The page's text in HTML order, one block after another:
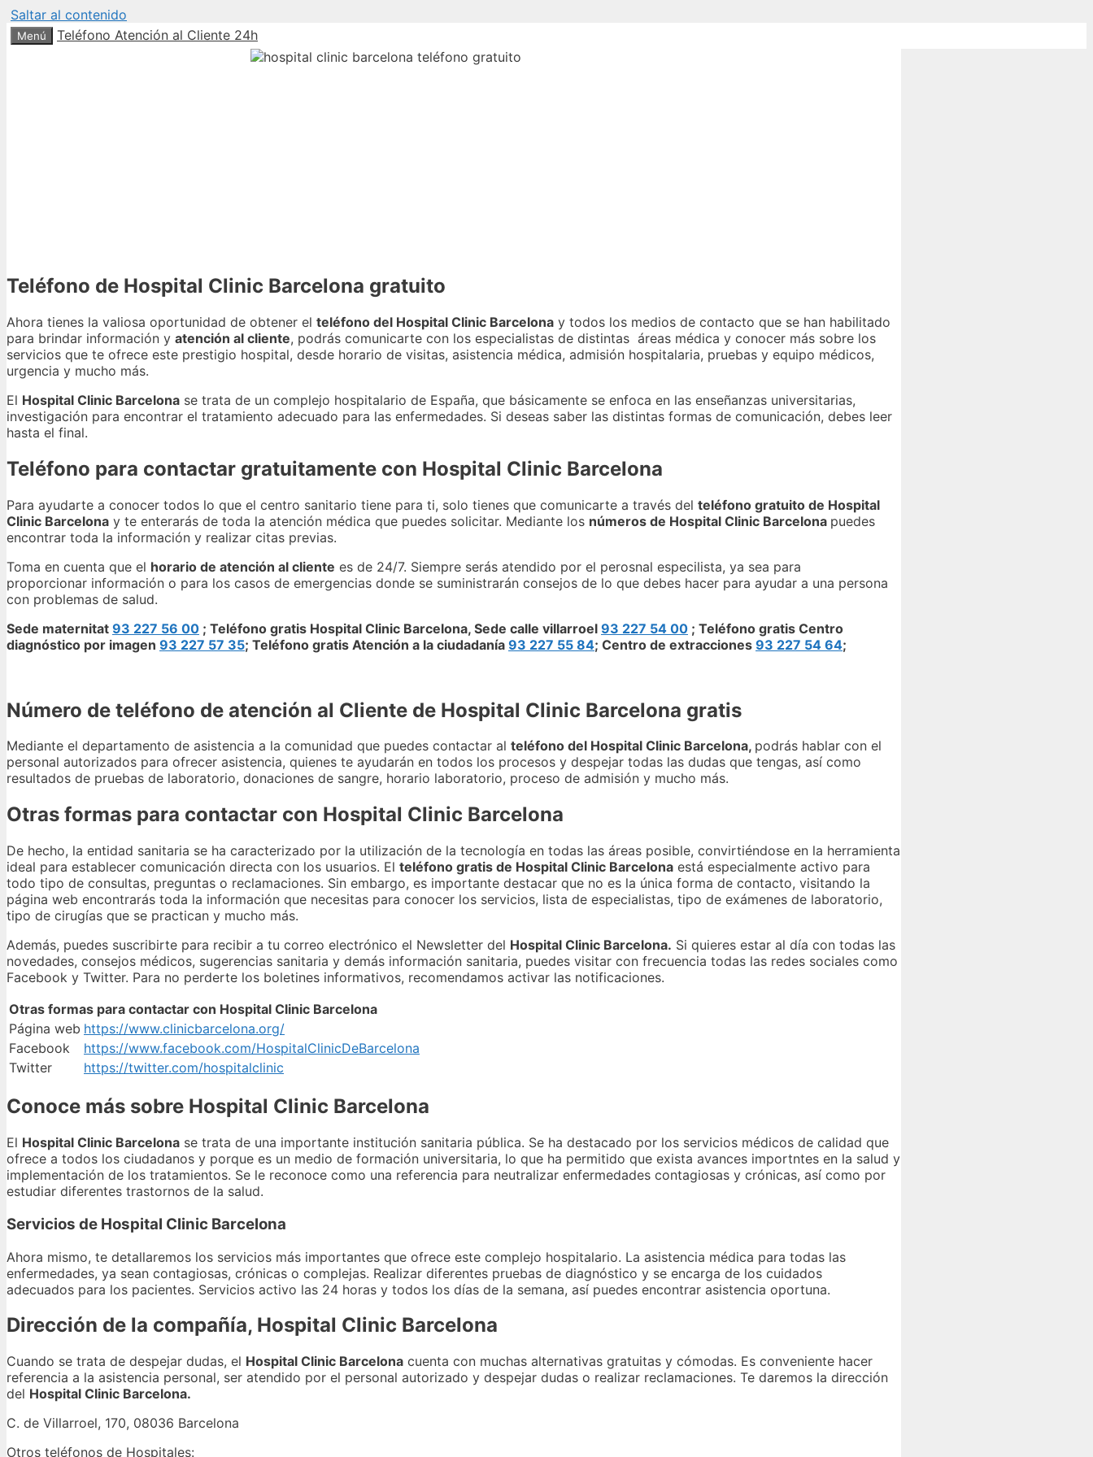
Saltar al contenido
Menú Teléfono Atención al Cliente 24h
Teléfono de Hospital Clinic Barcelona gratuito
Ahora tienes la valiosa oportunidad de obtener el teléfono del Hospital Clinic Barcelona y todos los medios de contacto que se han habilitado
para brindar información y atención al cliente, podrás comunicarte con los especialistas de distintas áreas médica y conocer más sobre los
servicios que te ofrece este prestigio hospital, desde horario de visitas, asistencia médica, admisión hospitalaria, pruebas y equipo médicos,
urgencia y mucho más.
El Hospital Clinic Barcelona se trata de un complejo hospitalario de España, que básicamente se enfoca en las enseñanzas universitarias,
investigación para encontrar el tratamiento adecuado para las enfermedades. Si deseas saber las distintas formas de comunicación, debes leer
hasta el final.
Teléfono para contactar gratuitamente con Hospital Clinic Barcelona
Para ayudarte a conocer todos lo que el centro sanitario tiene para ti, solo tienes que comunicarte a través del teléfono gratuito de Hospital
Clinic Barcelona y te enterarás de toda la atención médica que puedes solicitar. Mediante los números de Hospital Clinic Barcelona puedes
encontrar toda la información y realizar citas previas.
Toma en cuenta que el horario de atención al cliente es de 24/7. Siempre serás atendido por el perosnal especilista, ya sea para
proporcionar información o para los casos de emergencias donde se suministrarán consejos de lo que debes hacer para ayudar a una persona
con problemas de salud.
Sede maternitat 93 227 56 00 ; Teléfono gratis Hospital Clinic Barcelona, Sede calle villarroel 93 227 54 00 ; Teléfono gratis Centro
diagnóstico por imagen 93 227 57 35; Teléfono gratis Atención a la ciudadanía 93 227 55 84; Centro de extracciones 93 227 54 64;
Número de teléfono de atención al Cliente de Hospital Clinic Barcelona gratis
Mediante el departamento de asistencia a la comunidad que puedes contactar al teléfono del Hospital Clinic Barcelona, podrás hablar con el
personal autorizados para ofrecer asistencia, quienes te ayudarán en todos los procesos y despejar todas las dudas que tengas, así como
resultados de pruebas de laboratorio, donaciones de sangre, horario laboratorio, proceso de admisión y mucho más.
Otras formas para contactar con Hospital Clinic Barcelona
De hecho, la entidad sanitaria se ha caracterizado por la utilización de la tecnología en todas las áreas posible, convirtiéndose en la herramienta
ideal para establecer comunicación directa con los usuarios. El teléfono gratis de Hospital Clinic Barcelona está especialmente activo para
todo tipo de consultas, preguntas o reclamaciones. Sin embargo, es importante destacar que no es la única forma de contacto, visitando la
página web encontrarás toda la información que necesitas para conocer los servicios, lista de especialistas, tipo de exámenes de laboratorio,
tipo de cirugías que se practican y mucho más.
Además, puedes suscribirte para recibir a tu correo electrónico el Newsletter del Hospital Clinic Barcelona. Si quieres estar al día con todas las
novedades, consejos médicos, sugerencias sanitaria y demás información sanitaria, puedes visitar con frecuencia todas las redes sociales como
Facebook y Twitter. Para no perderte los boletines informativos, recomendamos activar las notificaciones.
Otras formas para contactar con Hospital Clinic Barcelona
Página web https://www.clinicbarcelona.org/
Facebook
https://www.facebook.com/HospitalClinicDeBarcelona
Twitter
https://twitter.com/hospitalclinic
Conoce más sobre Hospital Clinic Barcelona
El Hospital Clinic Barcelona se trata de una importante institución sanitaria pública. Se ha destacado por los servicios médicos de calidad que
ofrece a todos los ciudadanos y porque es un medio de formación universitaria, lo que ha permitido que exista avances importntes en la salud y
implementación de los tratamientos. Se le reconoce como una referencia para neutralizar enfermedades contagiosas y crónicas, así como por
estudiar diferentes trastornos de la salud.
Servicios de Hospital Clinic Barcelona
Ahora mismo, te detallaremos los servicios más importantes que ofrece este complejo hospitalario. La asistencia médica para todas las
enfermedades, ya sean contagiosas, crónicas o complejas. Realizar diferentes pruebas de diagnóstico y se encarga de los cuidados
adecuados para los pacientes. Servicios activo las 24 horas y todos los días de la semana, así puedes encontrar asistencia oportuna.
Dirección de la compañía, Hospital Clinic Barcelona
Cuando se trata de despejar dudas, el Hospital Clinic Barcelona cuenta con muchas alternativas gratuitas y cómodas. Es conveniente hacer
referencia a la asistencia personal, ser atendido por el personal autorizado y despejar dudas o realizar reclamaciones. Te daremos la dirección
del Hospital Clinic Barcelona.
C. de Villarroel, 170, 08036 Barcelona
Otros teléfonos de Hospitales: